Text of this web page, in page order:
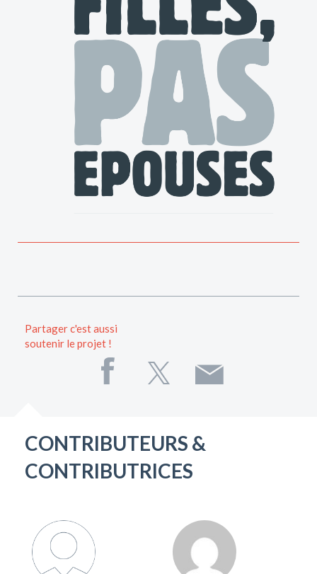
Partager c'est aussi
soutenir le projet !
CONTRIBUTEURS &
CONTRIBUTRICES